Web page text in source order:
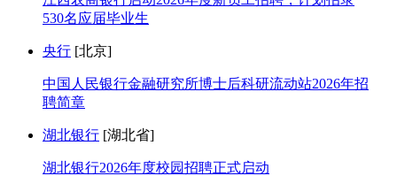
530名应届毕业生
央行 [北京]
中国人民银行金融研究所博士后科研流动站2026年招
聘简章
湖北银行 [湖北省]
湖北银行2026年度校园招聘正式启动